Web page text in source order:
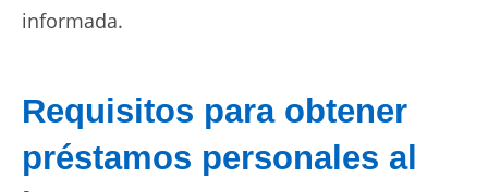
informada.
Requisitos para obtener
préstamos personales al